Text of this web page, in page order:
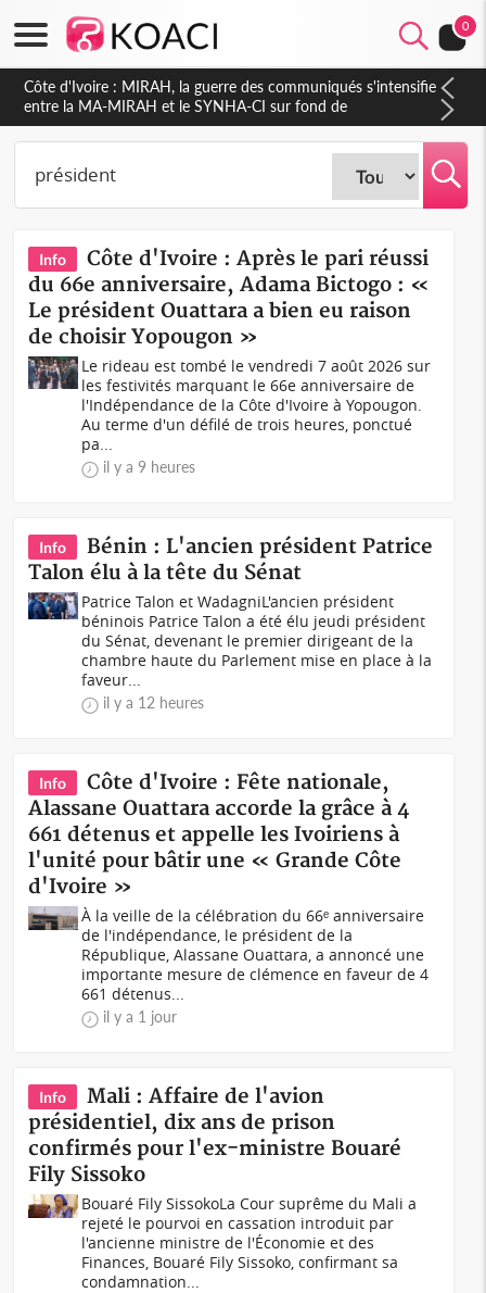
0
Côte d'Ivoire : Indépendance 2026, Thiam plaide pour un
environnement démocratique plus apaisé
Info
Côte d'Ivoire : Après le pari réussi
du 66e anniversaire, Adama Bictogo : «
Le président Ouattara a bien eu raison
de choisir Yopougon »
Le rideau est tombé le vendredi 7 août 2026 sur
les festivités marquant le 66e anniversaire de
l'Indépendance de la Côte d'Ivoire à Yopougon.
Au terme d'un défilé de trois heures, ponctué
pa...
il y a 9 heures
Info
Bénin : L'ancien président Patrice
Talon élu à la tête du Sénat
Patrice Talon et WadagniL'ancien président
béninois Patrice Talon a été élu jeudi président
du Sénat, devenant le premier dirigeant de la
chambre haute du Parlement mise en place à la
faveur...
il y a 12 heures
Info
Côte d'Ivoire : Fête nationale,
Alassane Ouattara accorde la grâce à 4
661 détenus et appelle les Ivoiriens à
l'unité pour bâtir une « Grande Côte
d'Ivoire »
À la veille de la célébration du 66ᵉ anniversaire
de l'indépendance, le président de la
République, Alassane Ouattara, a annoncé une
importante mesure de clémence en faveur de 4
661 détenus...
il y a 1 jour
Info
Mali : Affaire de l'avion
présidentiel, dix ans de prison
confirmés pour l'ex-ministre Bouaré
Fily Sissoko
Bouaré Fily SissokoLa Cour suprême du Mali a
rejeté le pourvoi en cassation introduit par
l'ancienne ministre de l'Économie et des
Finances, Bouaré Fily Sissoko, confirmant sa
condamnation...